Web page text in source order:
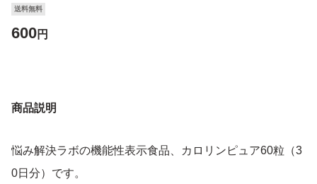
送料無料
600円
商品説明
悩み解決ラボの機能性表示食品、カロリンピュア60粒（3
0日分）です。